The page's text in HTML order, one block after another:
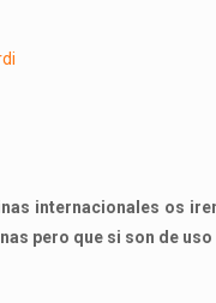
internacionales os
pero que si son de